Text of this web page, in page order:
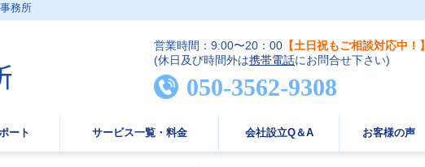
務所
営業時間：9:00〜20：00 【土日祝もご相談対応中！】
(休日及び時間外は携帯電話にお問合せ下さい)
050-3562-9308
ート サービス一覧・料金 会社設立Q＆A お客様の声